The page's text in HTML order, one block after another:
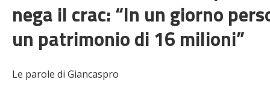
nega il crac: “In un giorno
un patrimonio di 16 milioni”
Le parole di Giancaspro